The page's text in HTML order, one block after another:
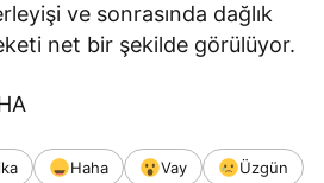
ve sonrasında dağlık
net bir şekilde görülüyor.
Haha Vay
Üzgün